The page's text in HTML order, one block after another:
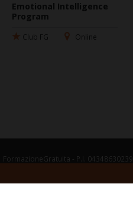
Emotional Intelligence
Program
Club FG Online
FormazioneGratuita - P.I. 04348630239